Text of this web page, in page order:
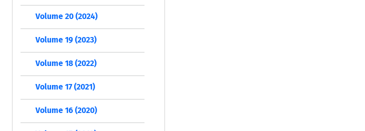
Volume 20 (2024)
Volume 19 (2023)
Volume 18 (2022)
Volume 17 (2021)
Volume 16 (2020)